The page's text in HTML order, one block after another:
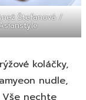
Štefanová /
koláčky,
nudle,
nechte